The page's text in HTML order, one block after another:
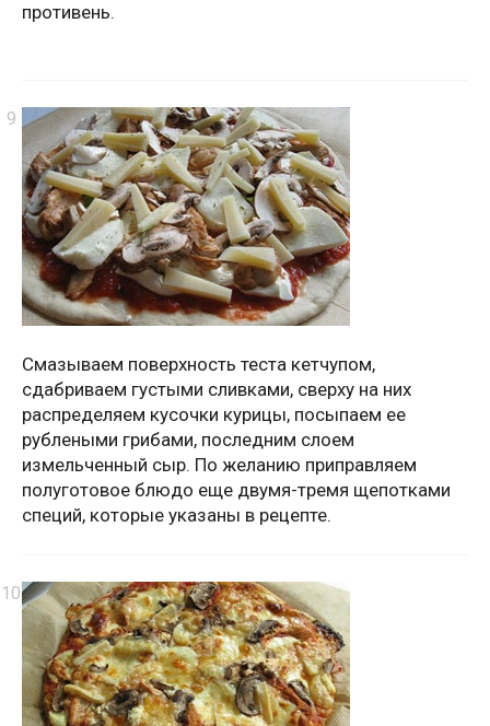
противень.
Смазываем поверхность теста кетчупом,
сдабриваем густыми сливками, сверху на них
распределяем кусочки курицы, посыпаем ее
рублеными грибами, последним слоем
измельченный сыр. По желанию приправляем
полуготовое блюдо еще двумя-тремя щепотками
специй, которые указаны в рецепте.